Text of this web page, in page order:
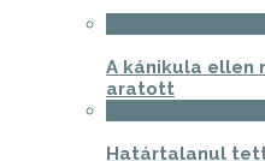
A kánikula ellen
aratott
Határtalanul